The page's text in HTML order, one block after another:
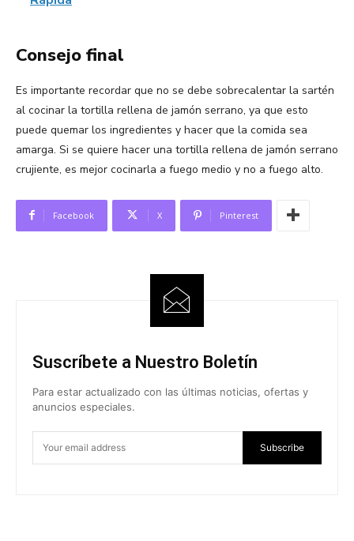
Consejo final
Es importante recordar que no se debe sobrecalentar la sartén
al cocinar la tortilla rellena de jamón serrano, ya que esto
puede quemar los ingredientes y hacer que la comida sea
amarga. Si se quiere hacer una tortilla rellena de jamón serrano
crujiente, es mejor cocinarla a fuego medio y no a fuego alto.
Facebook X Pinterest
Suscríbete a Nuestro Boletín
Para estar actualizado con las últimas noticias, ofertas y
anuncios especiales.
Subscribe